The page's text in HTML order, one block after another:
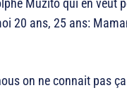
Muzito qui en veut
20 ans, 25 ans:
on ne connait pas